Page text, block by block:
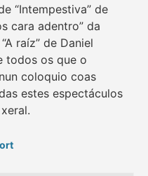
“Intempestiva” de
cara adentro” da
raíz” de Daniel
todos os que o
coloquio coas
estes espectáculos